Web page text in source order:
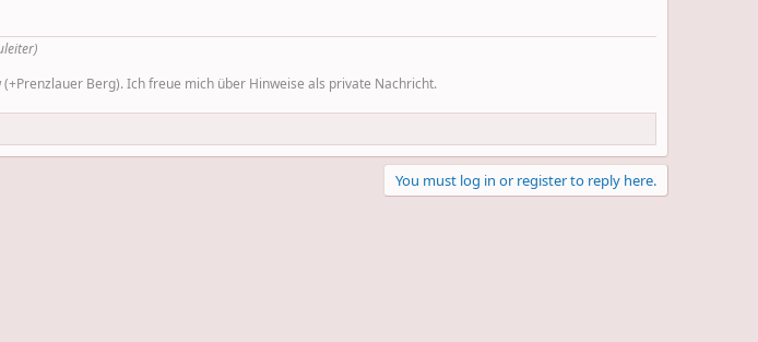
Berg). Ich freue mich über Hinweise als private Nachricht.
You must log in or register to reply here.